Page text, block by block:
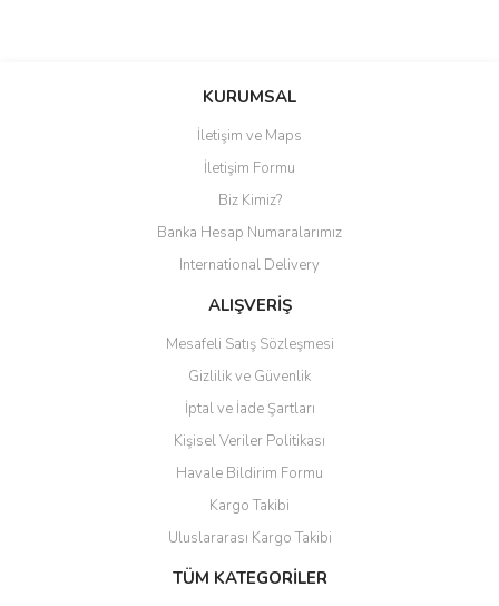
Bu ürüne ilk yorumu siz yapın!
Yorum Yaz
KURUMSAL
İletişim ve Maps
İletişim Formu
Biz Kimiz?
Banka Hesap Numaralarımız
International Delivery
ALIŞVERİŞ
Mesafeli Satış Sözleşmesi
Gizlilik ve Güvenlik
İptal ve İade Şartları
Kişisel Veriler Politikası
Havale Bildirim Formu
Kargo Takibi
Uluslararası Kargo Takibi
TÜM KATEGORİLER